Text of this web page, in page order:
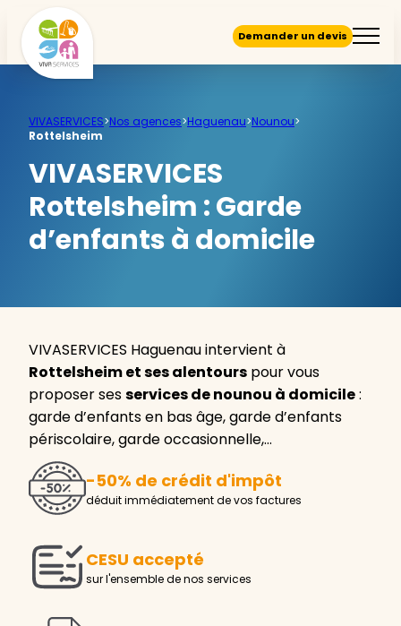
Demander un devis
VIVASERVICES>Nos agences>Haguenau>Nounou>
Rottelsheim
VIVASERVICES
Rottelsheim :Garde
d’enfants à domicile
VIVASERVICES Haguenau intervient à
Rottelsheim et ses alentours pour vous
proposer sesservices de nounou à domicile:
garde d’enfants en bas âge, garde d’enfants
périscolaire, garde occasionnelle,…
-50% de crédit d'impôt
déduit immédiatement de vos factures
CESU accepté
sur l'ensemble de nos services